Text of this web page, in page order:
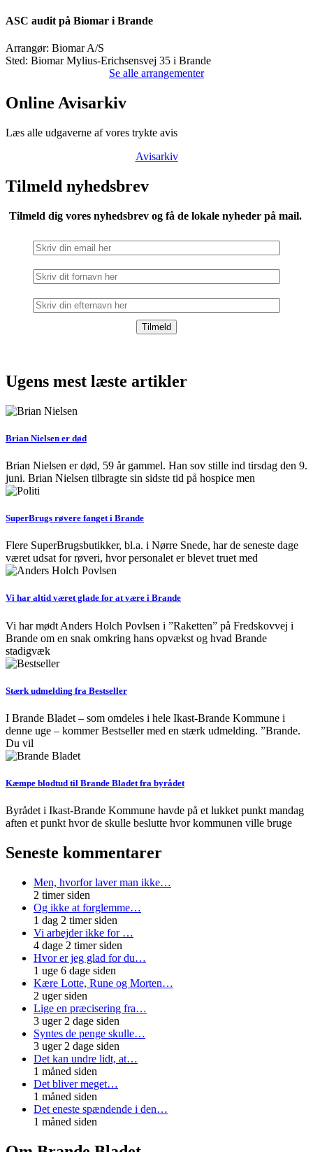
ASC audit på Biomar i Brande
Arrangør: Biomar A/S
Sted: Biomar Mylius-Erichsensvej 35 i Brande
Se alle arrangementer
Online Avisarkiv
Læs alle udgaverne af vores trykte avis
Avisarkiv
Tilmeld nyhedsbrev
Tilmeld dig vores nyhedsbrev og få de lokale nyheder på mail.
Ugens mest læste artikler
Brian Nielsen er død
Brian Nielsen er død, 59 år gammel. Han sov stille ind tirsdag den 9.
juni. Brian Nielsen tilbragte sin sidste tid på hospice men
SuperBrugs røvere fanget i Brande
Flere SuperBrugsbutikker, bl.a. i Nørre Snede, har de seneste dage
været udsat for røveri, hvor personalet er blevet truet med
Vi har altid været glade for at være i Brande
Vi har mødt Anders Holch Povlsen i ”Raketten” på Fredskovvej i
Brande om en snak omkring hans opvækst og hvad Brande
stadigvæk
Stærk udmelding fra Bestseller
I Brande Bladet – som omdeles i hele Ikast-Brande Kommune i
denne uge – kommer Bestseller med en stærk udmelding. ”Brande.
Du vil
Kæmpe blodtud til Brande Bladet fra byrådet
Byrådet i Ikast-Brande Kommune havde på et lukket punkt mandag
aften et punkt hvor de skulle beslutte hvor kommunen ville bruge
Seneste kommentarer
Men, hvorfor laver man ikke…
2 timer siden
Og ikke at forglemme…
1 dag 2 timer siden
Vi arbejder ikke for …
4 dage 2 timer siden
Hvor er jeg glad for du…
1 uge 6 dage siden
Kære Lotte, Rune og Morten…
2 uger siden
Lige en præcisering fra…
3 uger 2 dage siden
Syntes de penge skulle…
3 uger 2 dage siden
Det kan undre lidt, at…
1 måned siden
Det bliver meget…
1 måned siden
Det eneste spændende i den…
1 måned siden